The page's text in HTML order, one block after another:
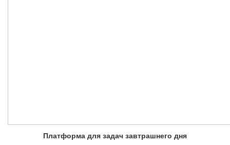
Платформа для задач завтрашнего дня